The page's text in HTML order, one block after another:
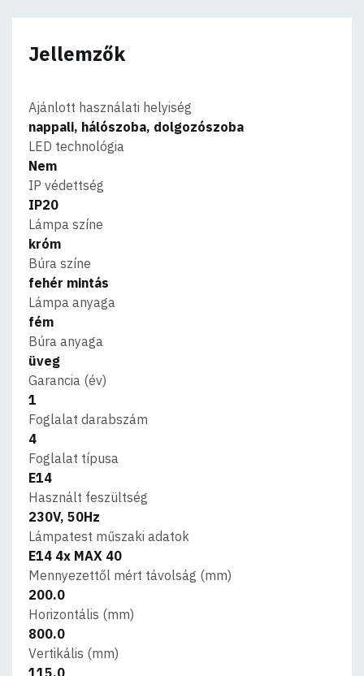
Jellemzők
Ajánlott használati helyiség
nappali, hálószoba, dolgozószoba
LED technológia
Nem
IP védettség
IP20
Lámpa színe
króm
Búra színe
fehér mintás
Lámpa anyaga
fém
Búra anyaga
üveg
Garancia (év)
1
Foglalat darabszám
4
Foglalat típusa
E14
Használt feszültség
230V, 50Hz
Lámpatest műszaki adatok
E14 4x MAX 40
Mennyezettől mért távolság (mm)
200.0
Horizontális (mm)
800.0
Vertikális (mm)